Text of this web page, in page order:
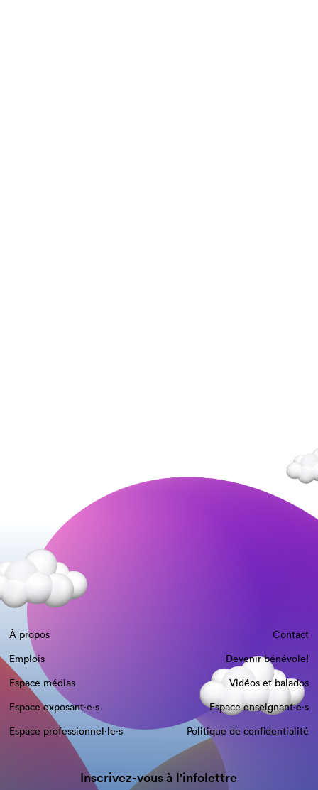
À propos
Contact
Emplois
Devenir bénévole!
Espace médias
Vidéos et balados
Espace exposant·e⋅s
Espace enseignant·e⋅s
Espace professionnel·le⋅s
Politique de confidentialité
Inscrivez-vous à l'infolettre